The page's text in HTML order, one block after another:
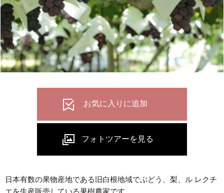
日本有数の果物産地である旧白根地域でぶどう、梨、ル レクチ
エを生産販売している果樹農家です。